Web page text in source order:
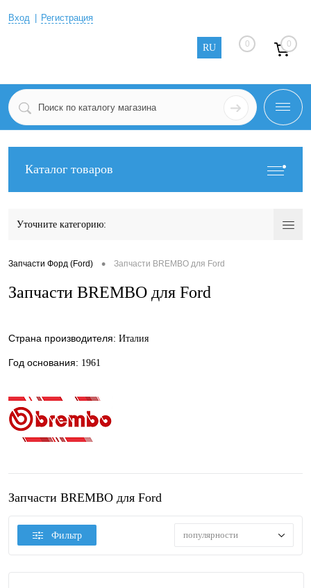
Вход Регистрация
RU 0 0
Каталог товаров
Уточните категорию:
Запчасти Форд (Ford) • Запчасти BREMBO для Ford
Запчасти BREMBO для Ford
Страна производителя: Италия
Год основания: 1961
Запчасти BREMBO для Ford
Фильтр популярности